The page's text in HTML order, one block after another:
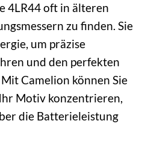
4LR44 oft in älteren
zu finden. Sie
um präzise
und den perfekten
Camelion können Sie
Motiv konzentrieren,
die Batterieleistung